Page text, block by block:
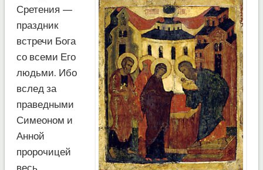
Сретения —
праздник
встречи Бога
со всеми Его
людьми. Ибо
вслед за
праведными
Симеоном и
Анной
пророчицей
весь